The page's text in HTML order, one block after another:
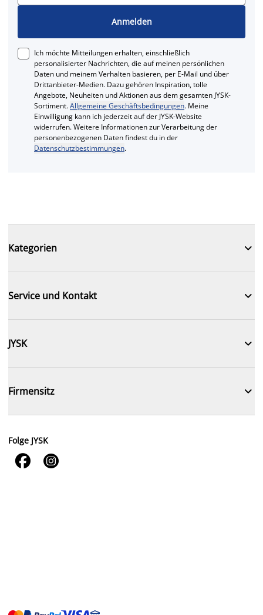
Anmelden
Ich möchte Mitteilungen erhalten, einschließlich
personalisierter Nachrichten, die auf meinen persönlichen
Daten und meinem Verhalten basieren, per E-Mail und über
Drittanbieter-Medien. Dazu gehören Inspiration, tolle
Angebote, Neuheiten und Aktionen aus dem gesamten JYSK-
Sortiment.Allgemeine Geschäftsbedingungen. Meine
Einwilligung kann ich jederzeit auf der JYSK-Website
widerrufen. Weitere Informationen zur Verarbeitung der
personenbezogenen Daten findest du in der
Datenschutzbestimmungen.
Kategorien 
Service und Kontakt 
JYSK 
Firmensitz 
Folge JYSK
 